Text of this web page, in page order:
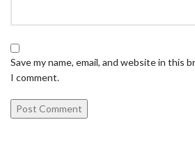
Save my name, email, and website in this
I comment.